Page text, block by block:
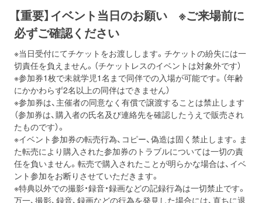
【重要】イベント当日のお願い ※ご来場前に
必ずご確認ください
※当日受付にてチケットをお渡しします。チケットの紛失には一
切責任を負えません。（チケットレスのイベントは対象外です）
※参加券1枚で未就学児1名まで同伴での入場が可能です。（年齢
にかかわらず2名以上の同伴はできません）
※参加券は、主催者の同意なく有償で譲渡することは禁止します
（参加券は、購入者の氏名及び連絡先を確認したうえで販売され
たものです）。
※イベント参加券の転売行為、コピー、偽造は固く禁止します。ま
た転売により購入された参加券のトラブルについては一切の責
任を負いません。転売で購入されたことが明らかな場合は、イベ
ント参加をお断りさせていただきます。
※特典以外での撮影・録音・録画などの記録行為は一切禁止です。
万一、撮影、録音、録画などの行為を発見した場合には、直ちに退